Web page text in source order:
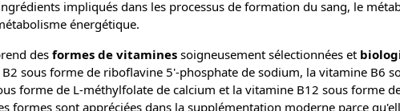
impliqués dans les processus de formation du sang, le
énergétique.
des formes de vitamines soigneusement sélectionnées et
B2 sous forme de riboflavine 5'-phosphate de sodium, la vitamine B6
forme de L-méthylfolate de calcium et la vitamine B12 sous forme
formes sont appréciées dans la supplémentation moderne parce